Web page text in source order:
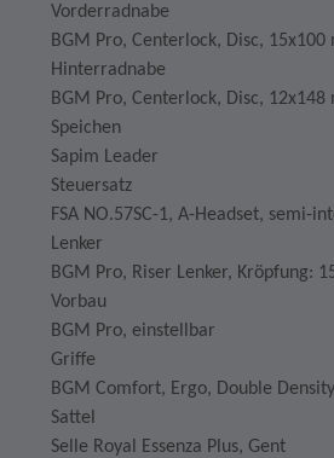
Vorderradnabe
BGM Pro, Centerlock, Disc, 15x100
Hinterradnabe
BGM Pro, Centerlock, Disc, 12x148
Speichen
Sapim Leader
Steuersatz
FSA NO.57SC-1, A-Headset, semi-
Lenker
BGM Pro, Riser Lenker, Kröpfung:
Vorbau
BGM Pro, einstellbar
Griffe
BGM Comfort, Ergo, Double
Sattel
Selle Royal Essenza Plus, Gent